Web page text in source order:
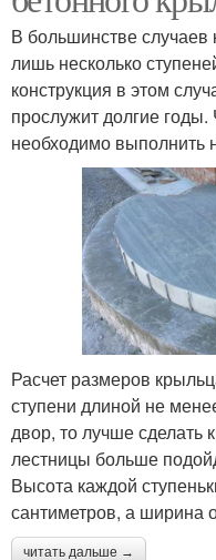
В большинстве случаев
лишь несколько
конструкция в этом
прослужит долгие
необходимо выполнить
Расчет размеров
ступени длиной не
двор, то лучше
лестницы больше
Высота каждой
сантиметров, а ширина
читать дальше →